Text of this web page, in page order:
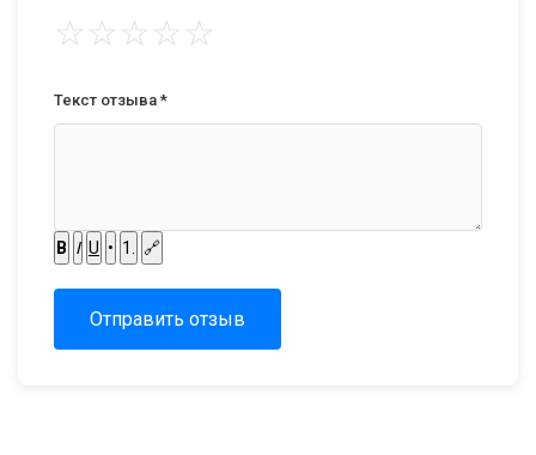
☆☆☆☆☆
Текст отзыва *
B I U • 1. 🔗
Отправить отзыв